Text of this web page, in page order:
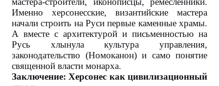
Именно херсонесские, византийские мастера
начали строить на Руси первые каменные храмы.
А вместе с архитектурой и письменностью на
Русь хлынула культура управления,
законодательство (Номоканон) и само понятие
священной власти монарха.
Заключение: Херсонес как цивилизационный